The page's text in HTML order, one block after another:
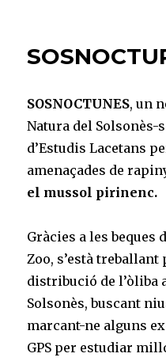
SOSNOCTUNES, un
Natura del Solsonès-
d’Estudis Lacetans
amenaçades de
el mussol pirinenc.
Gràcies a les beques
Zoo, s’està
distribució de l’òliba
Solsonès, buscant
marcant-ne alguns
GPS per estudiar